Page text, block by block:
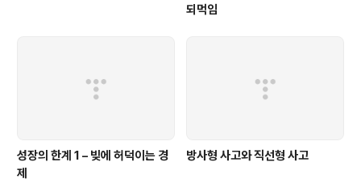
되먹임
성장의 한계 1 – 빚에 허덕이는 경
제
방사형 사고와 직선형 사고